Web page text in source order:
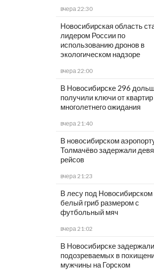
вчера 22:30
Новосибирская область
лидером России по
использованию дронов в
экологическом надзоре
вчера 22:00
В Новосибирске 296
получили ключи от
многолетнего ожидания
вчера 21:40
В новосибирском
Толмачёво задержали
рейсов
вчера 21:23
В лесу под
белый гриб размером с
футбольный мяч
вчера 21:02
В Новосибирске задержали
подозреваемых в
мужчины на Горском